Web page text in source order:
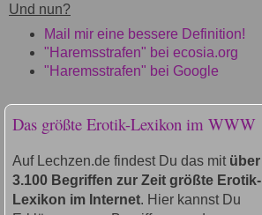
Und nun?
Mail mir eine bessere Definition!
"Haremsstrafen" bei ecosia.org
"Haremsstrafen" bei Google
Das größte Erotik-Lexikon im WWW
Auf Lechzen.de findest Du das mit über
3.100 Begriffen zur Zeit größte Erotik-
Lexikon im Internet. Hier kannst Du